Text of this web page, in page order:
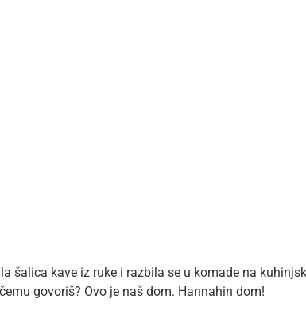
šalica kave iz ruke i razbila se u komade na
govoriš? Ovo je naš dom. Hannahin dom!